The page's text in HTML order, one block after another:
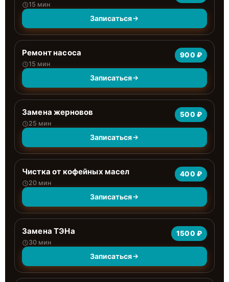
15 мин
Записаться
Ремонт насоса
15 мин
900 ₽
Записаться
Замена жерновов
25 мин
500 ₽
Записаться
Чистка от кофейных масел
20 мин
400 ₽
Записаться
Замена ТЭНа
30 мин
1500 ₽
Записаться